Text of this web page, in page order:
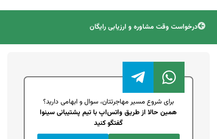
درخواست وقت مشاوره و ارزیابی رایگان
برای شروع مسیر مهاجرتتان، سوال و ابهامی دارید؟
همین حالا از طریق واتس‌اپ با تیم پشتیبانی سینوا
گفتگو کنید